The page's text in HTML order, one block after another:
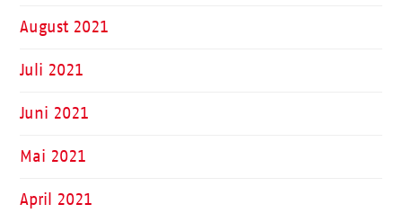
August 2021
Juli 2021
Juni 2021
Mai 2021
April 2021